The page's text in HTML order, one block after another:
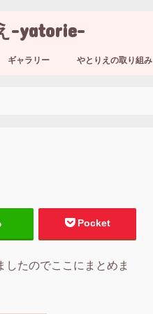
-yatorie-
ギャラリー やとりえの取り組み
Pocket
たのでここにまとめま